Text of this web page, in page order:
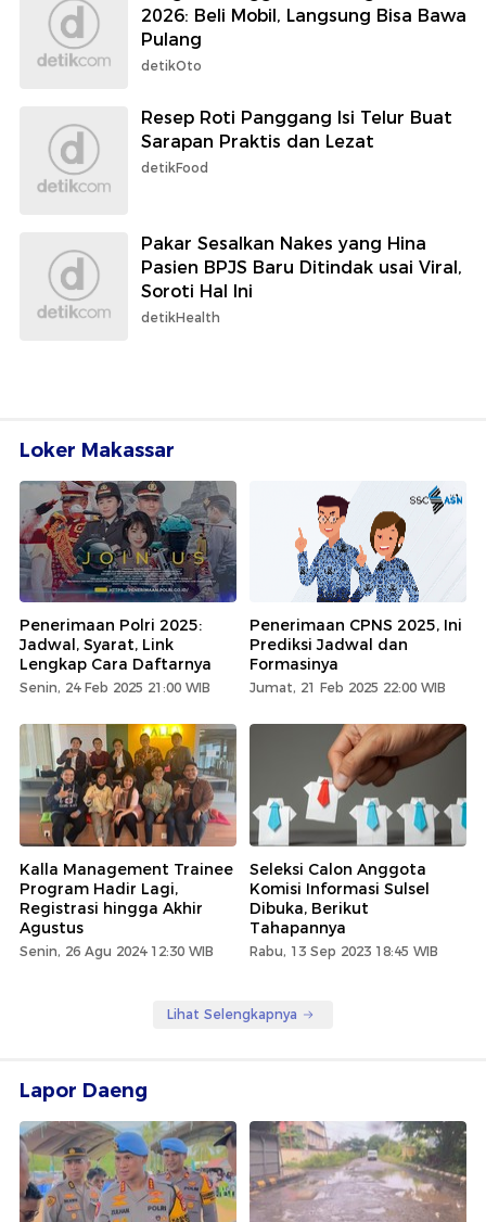
2026: Beli Mobil, Langsung Bisa Bawa
Pulang
detikOto
Resep Roti Panggang Isi Telur Buat
Sarapan Praktis dan Lezat
detikFood
Pakar Sesalkan Nakes yang Hina
Pasien BPJS Baru Ditindak usai Viral,
Soroti Hal Ini
detikHealth
Loker Makassar
Penerimaan Polri 2025:
Jadwal, Syarat, Link
Lengkap Cara Daftarnya
Senin, 24 Feb 2025 21:00 WIB
Penerimaan CPNS 2025, Ini
Prediksi Jadwal dan
Formasinya
Jumat, 21 Feb 2025 22:00 WIB
Kalla Management Trainee
Program Hadir Lagi,
Registrasi hingga Akhir
Agustus
Senin, 26 Agu 2024 12:30 WIB
Seleksi Calon Anggota
Komisi Informasi Sulsel
Dibuka, Berikut
Tahapannya
Rabu, 13 Sep 2023 18:45 WIB
Lihat Selengkapnya
Lapor Daeng